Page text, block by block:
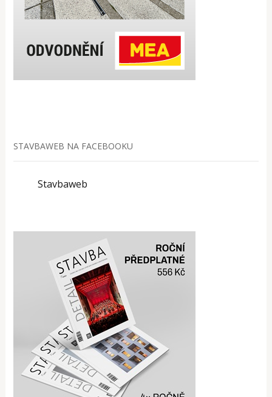
STAVBAWEB NA FACEBOOKU
Stavbaweb